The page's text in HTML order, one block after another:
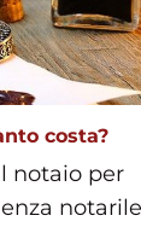
costa?
notaio per
notarile